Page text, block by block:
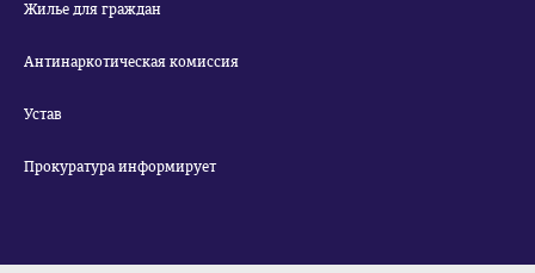
Жилье для граждан
Антинаркотическая комиссия
Устав
Прокуратура информирует